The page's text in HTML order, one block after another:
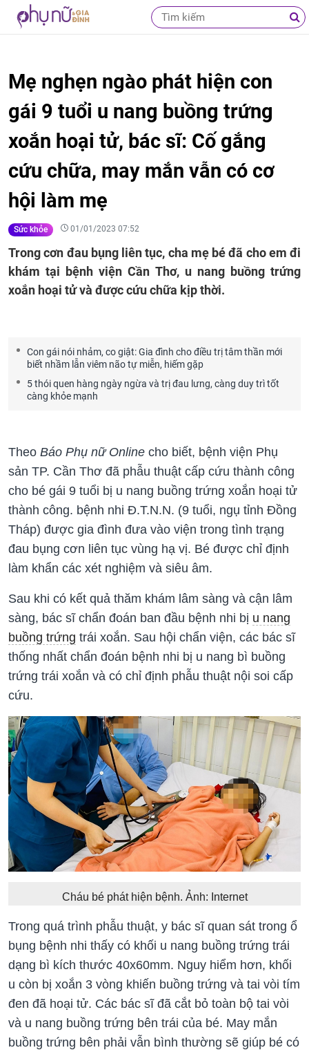
Mẹ nghẹn ngào phát hiện con
gái 9 tuổi u nang buồng trứng
xoắn hoại tử, bác sĩ: Cố gắng
cứu chữa, may mắn vẫn có cơ
hội làm mẹ
Sức khỏe 01/01/2023 07:52
Trong cơn đau bụng liên tục, cha mẹ bé đã cho em đi
khám tại bệnh viện Cần Thơ, u nang buồng trứng
xoắn hoại tử và được cứu chữa kịp thời.
Con gái nói nhảm, co giật: Gia đình cho điều trị tâm thần mới
biết nhầm lẫn viêm não tự miễn, hiếm gặp
5 thói quen hàng ngày ngừa và trị đau lưng, càng duy trì tốt
càng khỏe mạnh
Theo Báo Phụ nữ Online cho biết, bệnh viện Phụ
sản TP. Cần Thơ đã phẫu thuật cấp cứu thành công
cho bé gái 9 tuổi bị u nang buồng trứng xoắn hoại tử
thành công. bệnh nhi Đ.T.N.N. (9 tuổi, ngụ tỉnh Đồng
Tháp) được gia đình đưa vào viện trong tình trạng
đau bụng cơn liên tục vùng hạ vị. Bé được chỉ định
làm khẩn các xét nghiệm và siêu âm.
Sau khi có kết quả thăm khám lâm sàng và cận lâm
sàng, bác sĩ chẩn đoán ban đầu bệnh nhi bị u nang
buồng trứng trái xoắn. Sau hội chẩn viện, các bác sĩ
thống nhất chẩn đoán bệnh nhi bị u nang bì buồng
trứng trái xoắn và có chỉ định phẫu thuật nội soi cấp
cứu.
Cháu bé phát hiện bệnh. Ảnh: Internet
Trong quá trình phẫu thuật, y bác sĩ quan sát trong ổ
bụng bệnh nhi thấy có khối u nang buồng trứng trái
dạng bì kích thước 40x60mm. Nguy hiểm hơn, khối
u còn bị xoắn 3 vòng khiến buồng trứng và tai vòi tím
đen đã hoại tử. Các bác sĩ đã cắt bỏ toàn bộ tai vòi
và u nang buồng trứng bên trái của bé. May mắn
buồng trứng bên phải vẫn bình thường sẽ giúp bé có